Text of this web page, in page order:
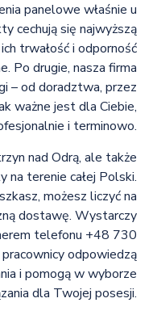
panelowe właśnie u
cechują się najwyższą
trwałość i odporność
Po drugie, nasza firma
– od doradztwa, przez
ważne jest dla Ciebie,
i terminowo.
nad Odrą, ale także
na terenie całej Polski.
możesz liczyć na
dostawę. Wystarczy
telefonu +48 730
odpowiedzą
i pomogą w wyborze
dla Twojej posesji.